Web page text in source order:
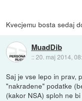
Kvecjemu bosta sedaj
MuadDib
::20. maj 2014,
Saj je vse lepo in prav,
"nakradene" podatke
(kakor NSA) sploh ne